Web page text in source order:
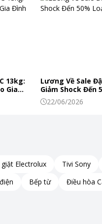
13kg:
Gia
Lương Về Sale
Giảm Shock Đến
Mùa Hè
22/06/2026
Electrolux Tivi Sony
Bếp từ Điều hòa